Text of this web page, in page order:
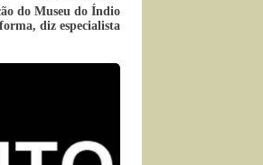
do Museu do Índio
diz especialista